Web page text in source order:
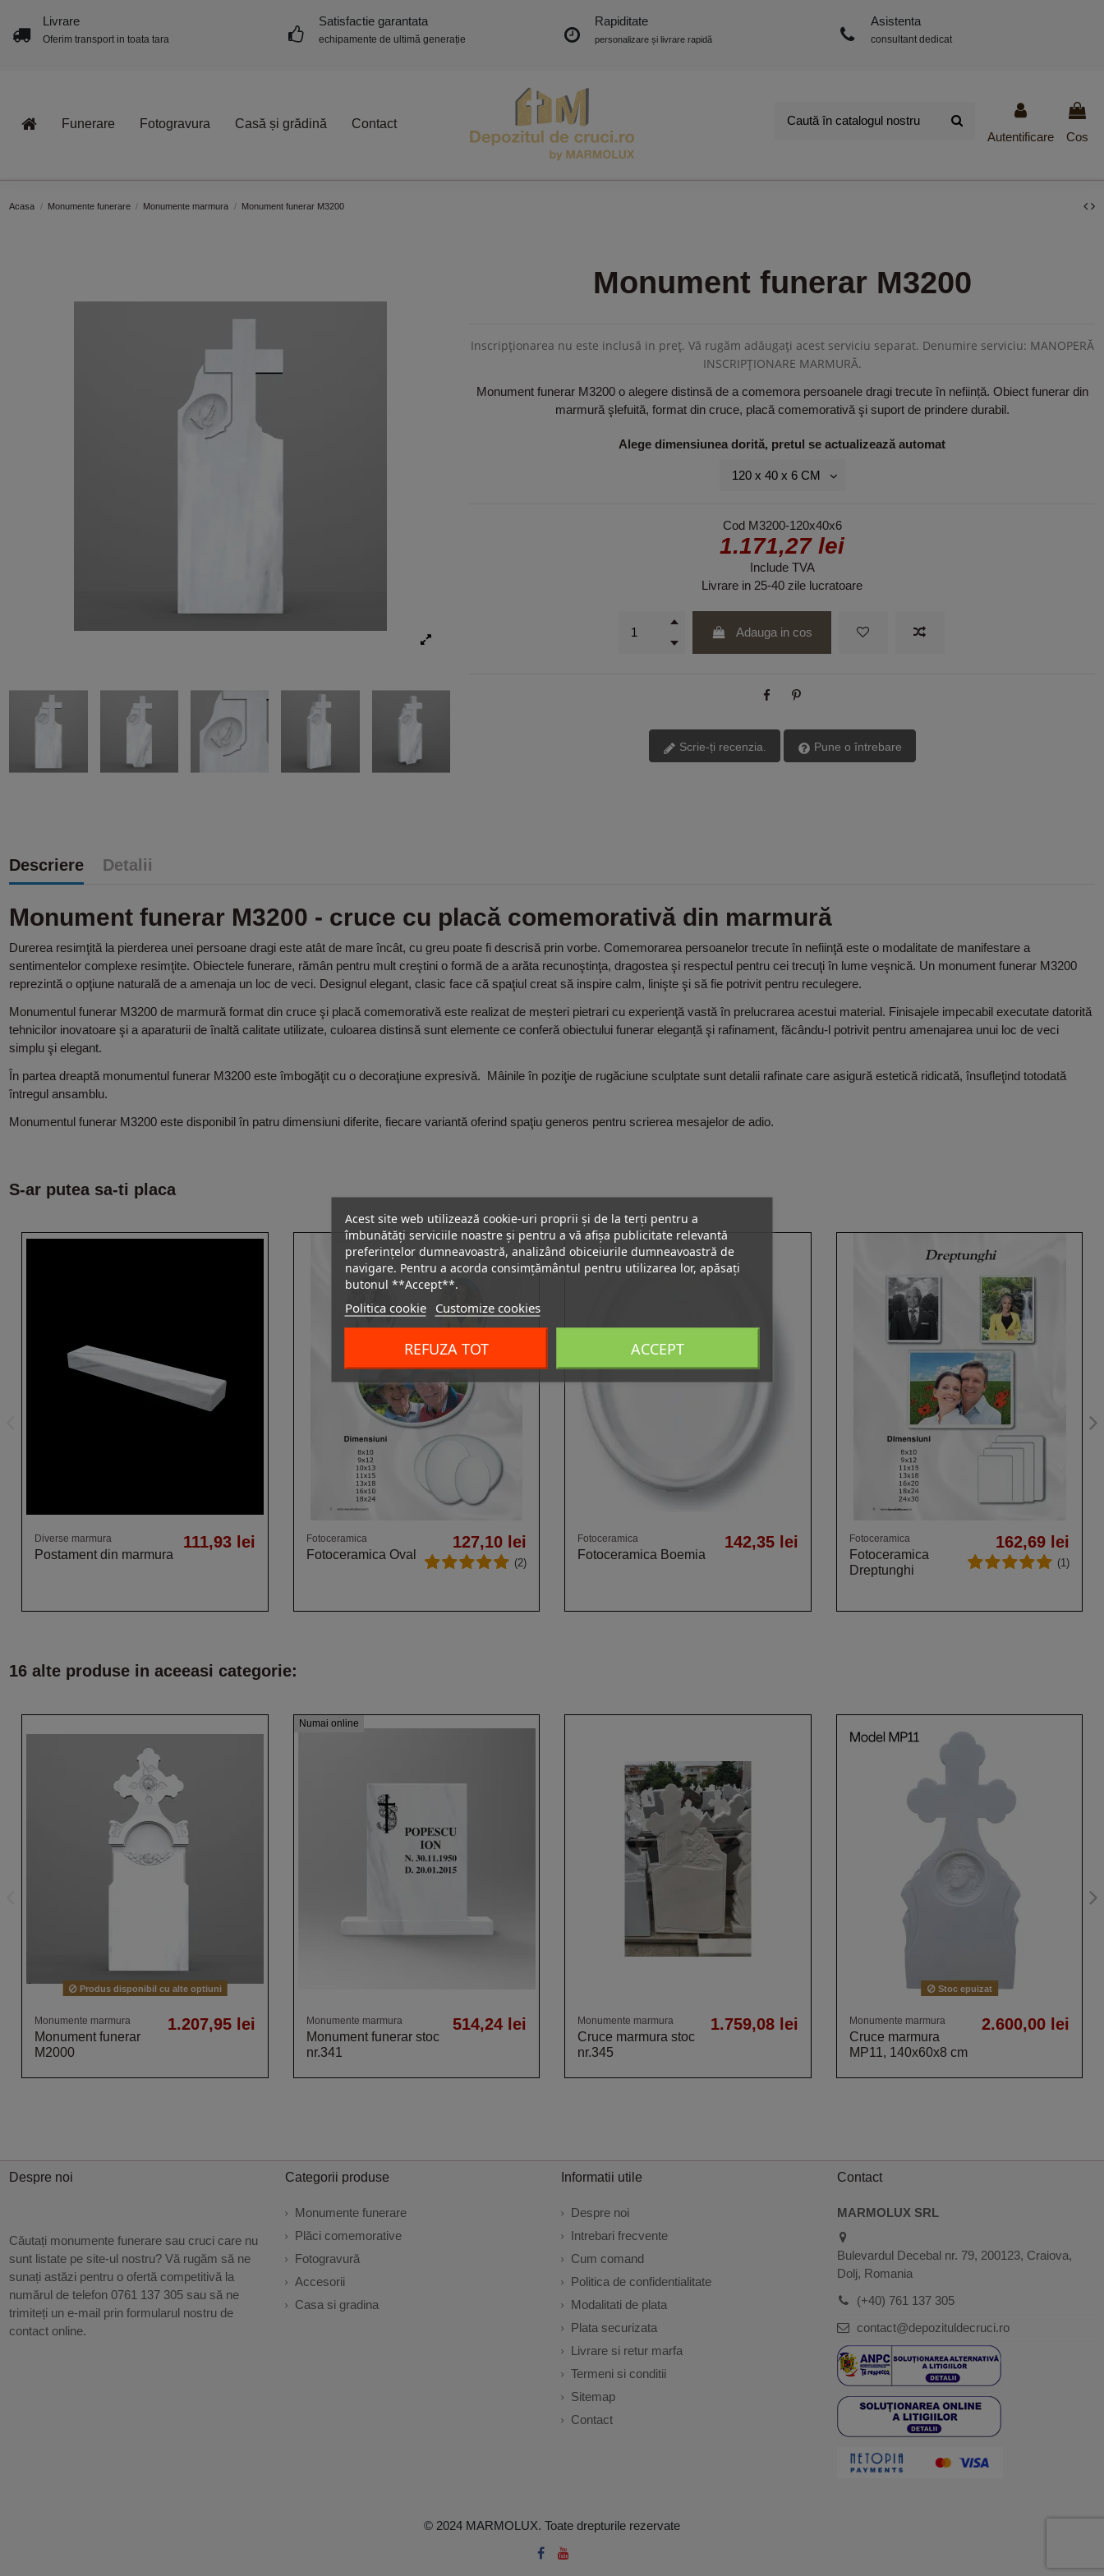
Livrare
Oferim transport in toata tara
Satisfactie garantata
echipamente de ultimă generație
Rapiditate
personalizare și livrare rapidă
Asistenta
consultant dedicat
Funerare Fotogravura Casă și grădină
Contact
Autentificare
Cos
Acest site web utilizează cookie-uri proprii și de la terți pentru a
îmbunătăți serviciile noastre și pentru a vă afișa publicitate relevantă
preferințelor dumneavoastră, analizând obiceiurile dumneavoastră de
navigare. Pentru a acorda consimțământul pentru utilizarea lor, apăsați
butonul **Accept**.
Politica cookie Customize cookies
REFUZA TOT ACCEPT
Acasa Monumente funerare Monumente marmura Monument funerar M3200
Monument funerar M3200
Inscripționarea nu este inclusă in preț. Vă rugăm adăugați acest serviciu separat. Denumire serviciu: MANOPERĂ
INSCRIPȚIONARE MARMURĂ.
Monument funerar M3200 o alegere distinsă de a comemora persoanele dragi trecute în neființă. Obiect funerar din
marmură şlefuită, format din cruce, placă comemorativă şi suport de prindere durabil.
Alege dimensiunea dorită, pretul se actualizează automat
Cod M3200-120x40x6
1.171,27 lei
Include TVA
Livrare in 25-40 zile lucratoare
Adauga in cos
Scrie-ți recenzia. Pune o întrebare
Descriere Detalii
Monument funerar M3200 - cruce cu placă comemorativă din marmură
Durerea resimţită la pierderea unei persoane dragi este atât de mare încât, cu greu poate fi descrisă prin vorbe. Comemorarea persoanelor trecute în nefiinţă este o modalitate de manifestare a
sentimentelor complexe resimţite. Obiectele funerare, rămân pentru mult creştini o formă de a arăta recunoştinţa, dragostea şi respectul pentru cei trecuţi în lume veşnică. Un monument funerar M3200
reprezintă o opţiune naturală de a amenaja un loc de veci. Designul elegant, clasic face că spaţiul creat să inspire calm, linişte şi să fie potrivit pentru reculegere.
Monumentul funerar M3200 de marmură format din cruce şi placă comemorativă este realizat de meșteri pietrari cu experienţă vastă în prelucrarea acestui material. Finisajele impecabil executate datorită
tehnicilor inovatoare şi a aparaturii de înaltă calitate utilizate, culoarea distinsă sunt elemente ce conferă obiectului funerar eleganță şi rafinament, făcându-l potrivit pentru amenajarea unui loc de veci
simplu şi elegant.
În partea dreaptă monumentul funerar M3200 este îmbogăţit cu o decoraţiune expresivă. Mâinile în poziţie de rugăciune sculptate sunt detalii rafinate care asigură estetică ridicată, însufleţind totodată
întregul ansamblu.
Monumentul funerar M3200 este disponibil în patru dimensiuni diferite, fiecare variantă oferind spaţiu generos pentru scrierea mesajelor de adio.
S-ar putea sa-ti placa
Diverse marmura
Postament din marmura
111,93 lei Fotoceramica
Fotoceramica Oval
127,10 lei
(2)
Fotoceramica
Fotoceramica Boemia
142,35 lei Fotoceramica
Fotoceramica
Dreptunghi
162,69 lei
(1)
16 alte produse in aceeasi categorie:
Produs disponibil cu alte optiuni
Monumente marmura
Monument funerar
M2000
1.207,95 lei
Numai online
Monumente marmura
Monument funerar stoc
nr.341
514,24 lei Monumente marmura
Cruce marmura stoc
nr.345
1.759,08 lei
Stoc epuizat
Monumente marmura
Cruce marmura
MP11, 140x60x8 cm
2.600,00 lei
Despre noi
Căutați monumente funerare sau cruci care nu
sunt listate pe site-ul nostru? Vă rugăm să ne
sunați astăzi pentru o ofertă competitivă la
numărul de telefon 0761 137 305 sau să ne
trimiteți un e-mail prin formularul nostru de
contact online.
Categorii produse
Monumente funerare
Plăci comemorative
Fotogravură
Accesorii
Casa si gradina
Informatii utile
Despre noi
Intrebari frecvente
Cum comand
Politica de confidentialitate
Modalitati de plata
Plata securizata
Livrare si retur marfa
Termeni si conditii
Sitemap
Contact
Contact
MARMOLUX SRL
Bulevardul Decebal nr. 79, 200123, Craiova,
Dolj, Romania
(+40) 761 137 305
contact@depozituldecruci.ro
© 2024 MARMOLUX. Toate drepturile rezervate